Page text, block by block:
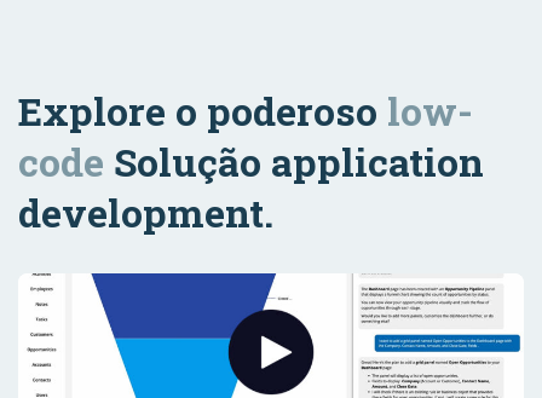
Explore o poderoso low-
code Solução application
development.